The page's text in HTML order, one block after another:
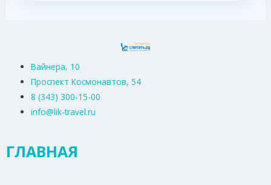
Вайнера, 10
Проспект Космонавтов, 54
8 (343) 300-15-00
info@lik-travel.ru
ГЛАВНАЯ